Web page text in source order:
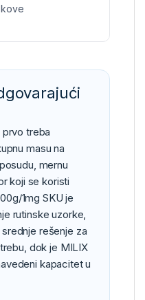
treba
masu na
mernu
koji se koristi
1mg SKU je
rutinske uzorke,
rešenje za
dok je MILIX
kapacitet u